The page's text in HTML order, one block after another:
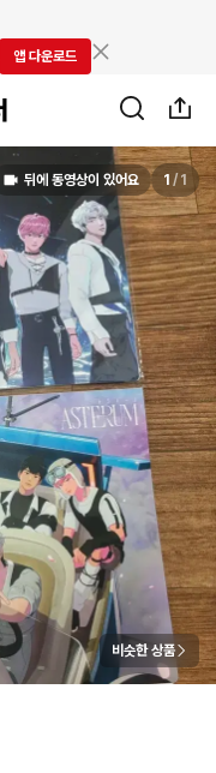
앱 다운로드
뒤에 동영상이 있어요 1 / 1
비슷한 상품